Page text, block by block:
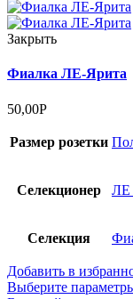
Закрыть
Фиалка ЛЕ-Ярита
50,00Р
Размер розетки
Селекционер ЛЕ
Селекция
Добавить в
Выберите